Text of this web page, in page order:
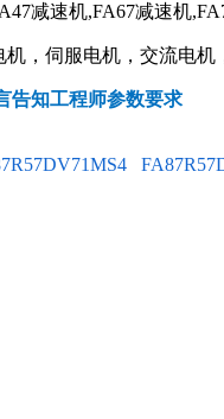
减速机,FA67减速机
，伺服电机，交流电
告知工程师参数要求